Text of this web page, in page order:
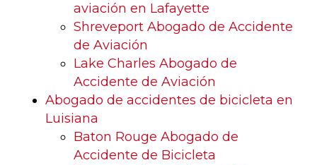
aviación en Lafayette
Shreveport Abogado de Accidente
de Aviación
Lake Charles Abogado de
Accidente de Aviación
Abogado de accidentes de bicicleta en
Luisiana
Baton Rouge Abogado de
Accidente de Bicicleta